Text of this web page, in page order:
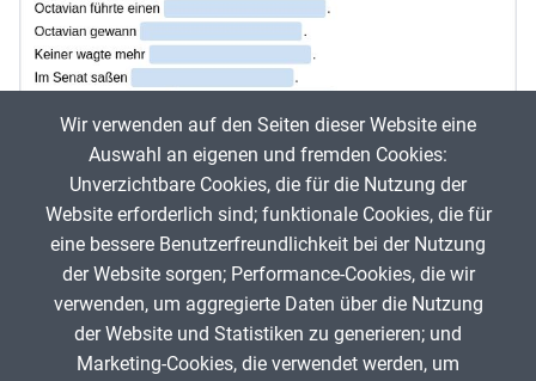
Quiz zu Augustus
3021 Hr Hoffschult
Wir verwenden auf den Seiten dieser Website eine
Auswahl an eigenen und fremden Cookies:
Unverzichtbare Cookies, die für die Nutzung der
Website erforderlich sind; funktionale Cookies, die für
eine bessere Benutzerfreundlichkeit bei der Nutzung
der Website sorgen; Performance-Cookies, die wir
verwenden, um aggregierte Daten über die Nutzung
der Website und Statistiken zu generieren; und
Marketing-Cookies, die verwendet werden, um